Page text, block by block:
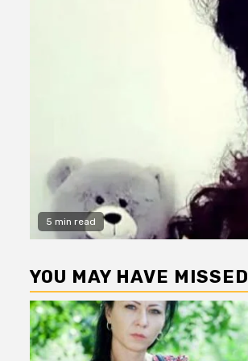
5 min read
YOU MAY HAVE MISSED